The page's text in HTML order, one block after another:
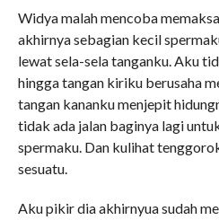
Widya malah mencoba
akhirnya sebagian kecil
lewat sela-sela tanganku. Aku
hingga tangan kiriku berusaha
tangan kananku menjepit
tidak ada jalan baginya lagi
spermaku. Dan kulihat
sesuatu.
Aku pikir dia akhirnyua sudah